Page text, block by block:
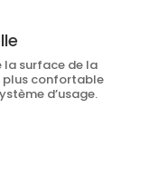
surface de la
plus confortable
d’usage.